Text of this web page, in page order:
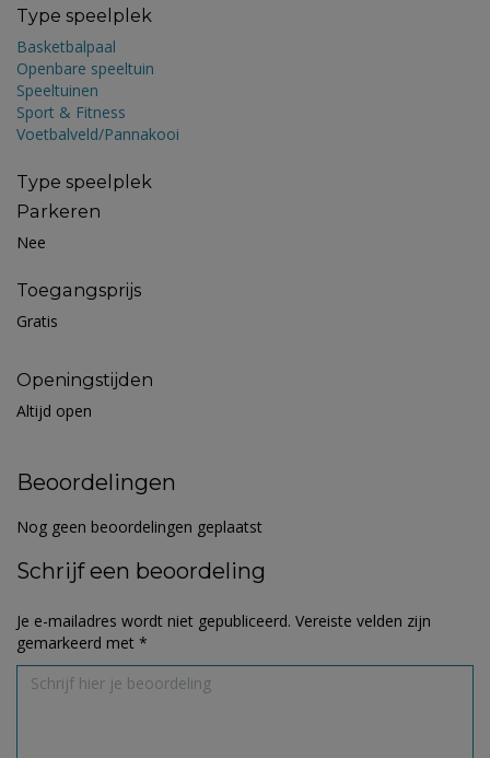
Type speelplek
Basketbalpaal
Openbare speeltuin
Speeltuinen
Sport & Fitness
Voetbalveld/Pannakooi
Type speelplek
Parkeren
Nee
Toegangsprijs
Gratis
Openingstijden
Altijd open
Beoordelingen
Nog geen beoordelingen geplaatst
Schrijf een beoordeling
Je e-mailadres wordt niet gepubliceerd. Vereiste velden zijn
gemarkeerd met *